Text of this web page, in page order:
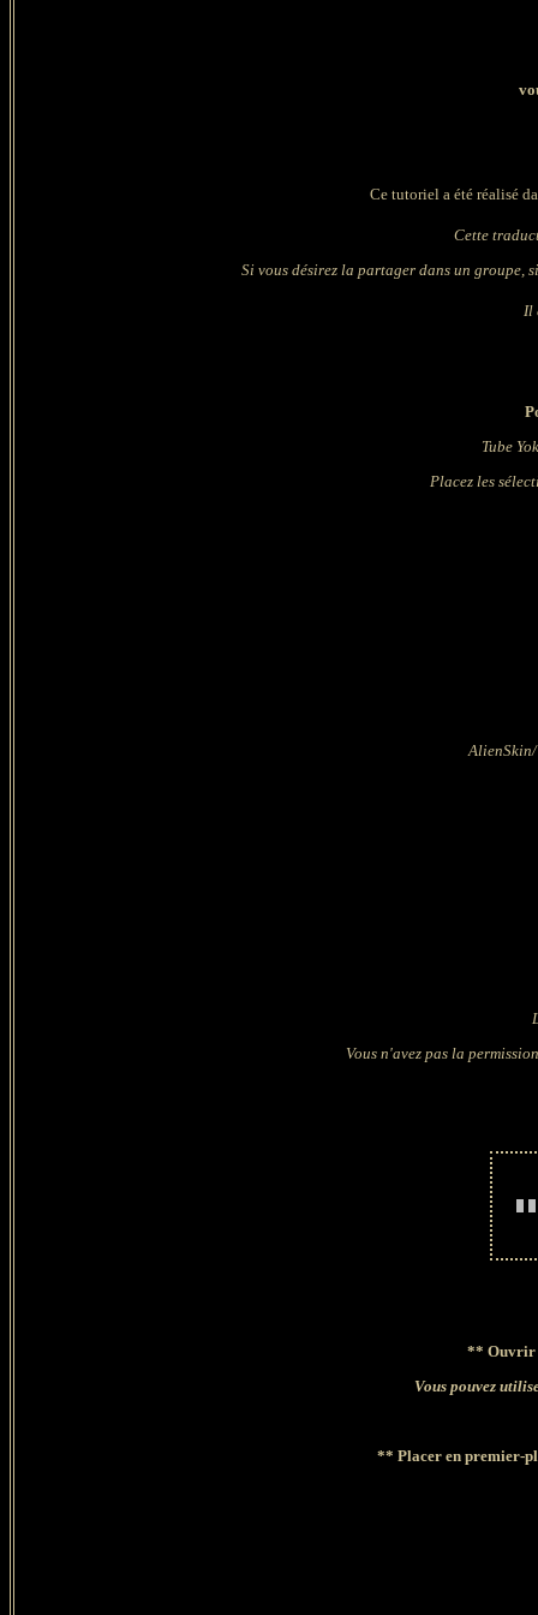
Ce tutoriel a été réalisé
Cette
Si vous désirez la partager dans un groupe,
Il
Tube
Placez les
Vous n'avez pas la
** Ouvrir
Vous pouvez
** Placer en premier-